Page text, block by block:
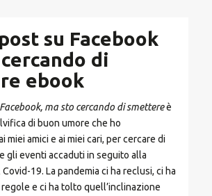
su Facebook
di
ebook
ma sto cercando di smettereè
di buon umore che ho
miei amici e ai miei cari, per cercare di
gli eventi accaduti in seguito alla
19. La pandemia ci ha reclusi, ci ha
e ci ha tolto quell’inclinazione